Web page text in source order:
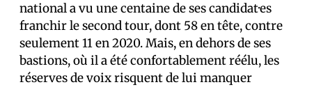
national a vu une centaine de ses candidat·es
franchir le second tour, dont 58 en tête, contre
seulement 11 en 2020. Mais, en dehors de ses
bastions, où il a été confortablement réélu, les
réserves de voix risquent de lui manquer